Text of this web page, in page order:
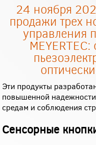
24 ноября
продажи трех
управления
Эти продукты
повышенной
средам и соблюдения
Сенсорные